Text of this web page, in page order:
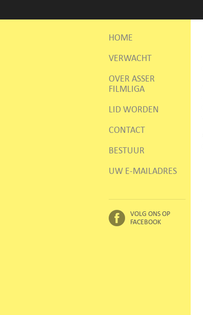
HOME
VERWACHT
OVER ASSER
FILMLIGA
LID WORDEN
CONTACT
BESTUUR
UW E-MAILADRES
VOLG ONS OP
FACEBOOK